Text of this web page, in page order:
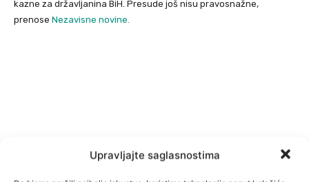
Upravljajte saglasnostima
kazne za državljanina BiH. Presude još nisu pravosnažne,
prenose Nezavisne novine.